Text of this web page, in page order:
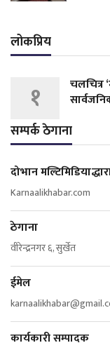
लोकप्रिय
१
चलचित्र
सम्पर्क ठेगाना
दोभान
Karnaalikhabar.com
ठेगाना
वीरेन्द्रनगर ६, सुर्खेत
ईमेल
कार्यकारी सम्पादक